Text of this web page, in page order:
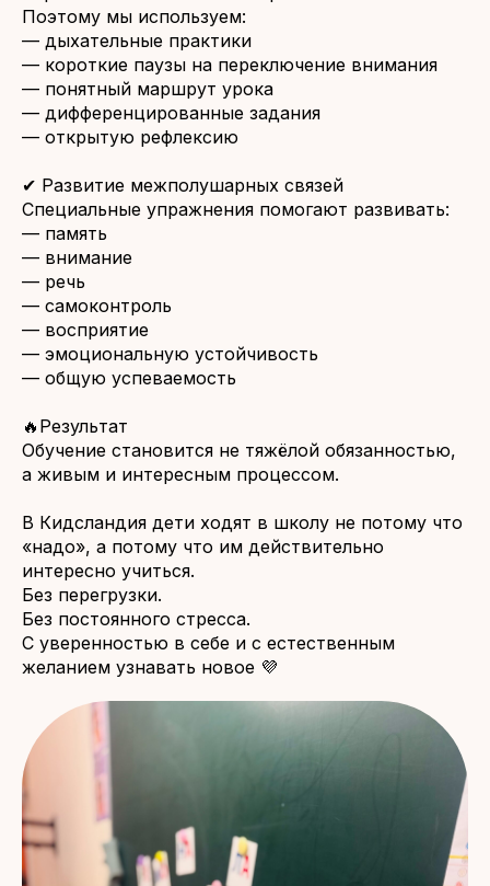
Поэтому мы используем:
— дыхательные практики
— короткие паузы на переключение внимания
— понятный маршрут урока
— дифференцированные задания
— открытую рефлексию
✔ Развитие межполушарных связей
Специальные упражнения помогают развивать:
— память
— внимание
— речь
— самоконтроль
— восприятие
— эмоциональную устойчивость
— общую успеваемость
🔥Результат
Обучение становится не тяжёлой обязанностью,
а живым и интересным процессом.
В Кидсландия дети ходят в школу не потому что
«надо», а потому что им действительно
интересно учиться.
Без перегрузки.
Без постоянного стресса.
С уверенностью в себе и с естественным
желанием узнавать новое 💜